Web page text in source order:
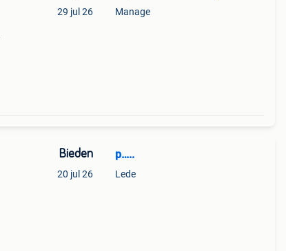
29 jul 26 Manage
Bieden
20 jul 26
p…..
Lede